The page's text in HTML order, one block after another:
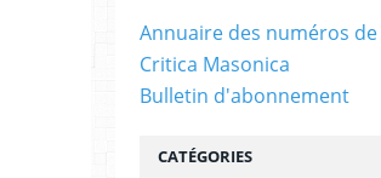
Annuaire des numéros
Critica Masonica
Bulletin d'abonnement
CATÉGORIES